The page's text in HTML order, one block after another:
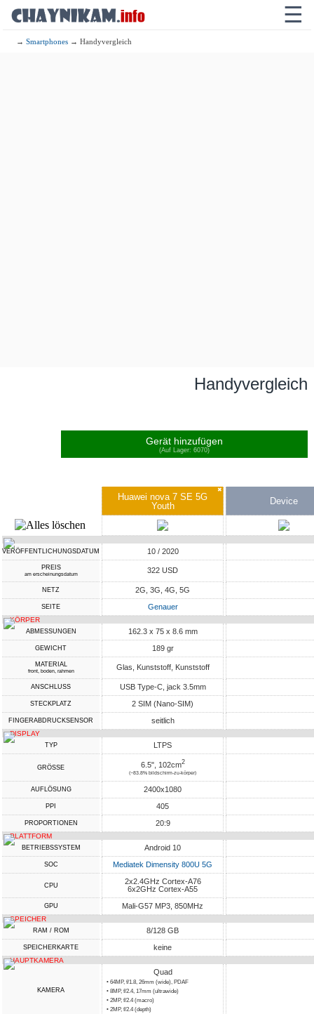
☰
→Smartphones → Handyvergleich
Handyvergleich
Gerät hinzufügen
(Auf Lager: 6070)
✖
Huawei nova 7 SE 5G
Youth
Device
VERÖFFENTLICHUNGSDATUM 10 / 2020
PREIS
am erscheinungsdatum 322 USD
NETZ 2G, 3G, 4G, 5G
SEITE Genauer
KÖRPER
ABMESSUNGEN 162.3 x 75 x 8.6 mm
GEWICHT 189 gr
MATERIAL
front, boden, rahmen Glas, Kunststoff, Kunststoff
ANSCHLUSS USB Type-C, jack 3.5mm
STECKPLATZ 2 SIM (Nano-SIM)
FINGERABDRUCKSENSOR seitlich
DISPLAY
TYP LTPS
GRÖSSE 6.5", 102cm2
(~83.8% bildschirm-zu-körper)
AUFLÖSUNG 2400x1080
PPI 405
PROPORTIONEN 20:9
PLATTFORM
BETRIEBSSYSTEM Android 10
SOC Mediatek Dimensity 800U 5G
CPU
2x2.4GHz Cortex-A76
6x2GHz Cortex-A55
GPU Mali-G57 MP3, 850MHz
SPEICHER
RAM / ROM 8/128 GB
SPEICHERKARTE keine
HAUPTKAMERA
KAMERA
Quad
• 64MP, f/1.8, 26mm (wide), PDAF
• 8MP, f/2.4, 17mm (ultrawide)
• 2MP, f/2.4 (macro)
• 2MP, f/2.4 (depth)